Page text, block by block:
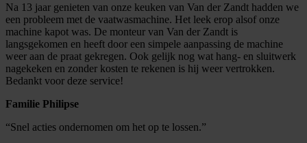
Na 13 jaar genieten van onze keuken van Van der Zandt hadden we
een probleem met de vaatwasmachine. Het leek erop alsof onze
machine kapot was. De monteur van Van der Zandt is
langsgekomen en heeft door een simpele aanpassing de machine
weer aan de praat gekregen. Ook gelijk nog wat hang- en sluitwerk
nagekeken en zonder kosten te rekenen is hij weer vertrokken.
Bedankt voor deze service!
Familie Philipse
“Snel acties ondernomen om het op te lossen.”